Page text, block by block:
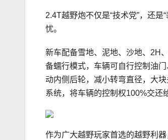
2.4T越野炮不仅是“技术党”，还
忧。
新车配备雪地、泥地、沙地、2H
备蠕行模式，车辆可自行控制油
动内侧后轮，减小转弯直径，大
系统，将车辆的控制权100%交还
作为广大越野玩家首选的越野利